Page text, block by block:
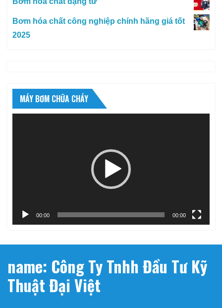
Bơm hóa chất công nghiệp chính hãng giá tốt
2025
MÁY BƠM CHỮA CHÁY
00:00 00:00
name: Công Ty Tnhh Đầu Tư Kỹ
Thuật Đại Việt